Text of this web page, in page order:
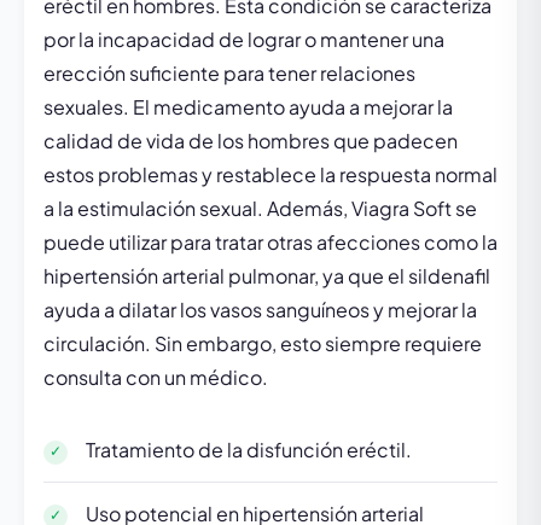
eréctil en hombres. Esta condición se caracteriza
por la incapacidad de lograr o mantener una
erección suficiente para tener relaciones
sexuales. El medicamento ayuda a mejorar la
calidad de vida de los hombres que padecen
estos problemas y restablece la respuesta normal
a la estimulación sexual. Además, Viagra Soft se
puede utilizar para tratar otras afecciones como la
hipertensión arterial pulmonar, ya que el sildenafil
ayuda a dilatar los vasos sanguíneos y mejorar la
circulación. Sin embargo, esto siempre requiere
consulta con un médico.
Tratamiento de la disfunción eréctil.
Uso potencial en hipertensión arterial